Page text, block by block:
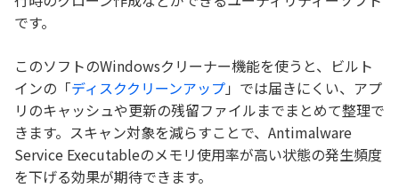
です。
このソフトのWindowsクリーナー機能を使うと、ビルト
インの「ディスククリーンアップ」では届きにくい、アプ
リのキャッシュや更新の残留ファイルまでまとめて整理で
きます。スキャン対象を減らすことで、Antimalware
Service Executableのメモリ使用率が高い状態の発生頻度
を下げる効果が期待できます。